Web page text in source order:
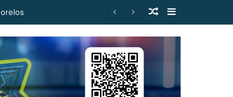
Publicación al
Barra lateral